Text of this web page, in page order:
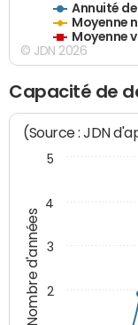
Annuité
Moyenne
Moyenne
© JDN 2026
Capacité de
Nombre d'années
(Source : JDN
2
3
4
5